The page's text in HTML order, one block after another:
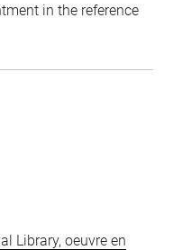
in the reference
Library, oeuvre en